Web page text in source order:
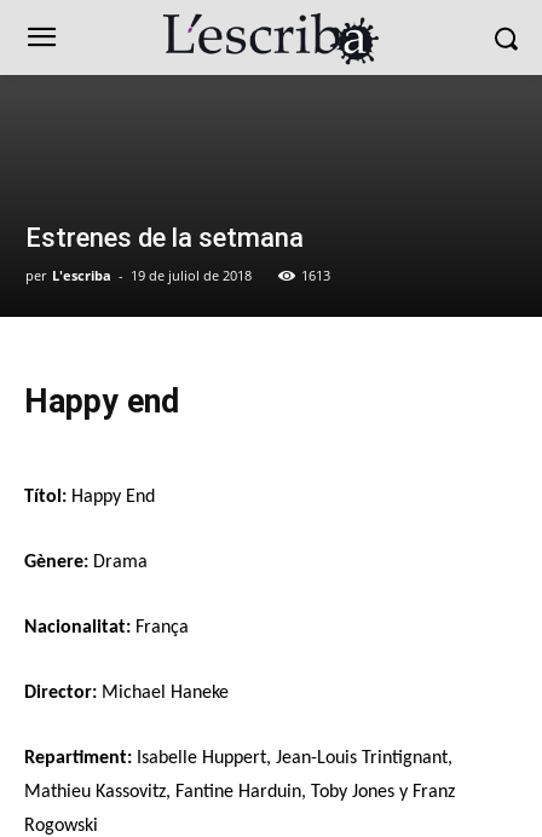
Estrenes de la setmana
per L'escriba - 19 de juliol de 2018 1613
Happy end
Títol: Happy End
Gènere: Drama
Nacionalitat: França
Director: Michael Haneke
Repartiment: Isabelle Huppert, Jean-Louis Trintignant,
Mathieu Kassovitz, Fantine Harduin, Toby Jones y Franz
Rogowski